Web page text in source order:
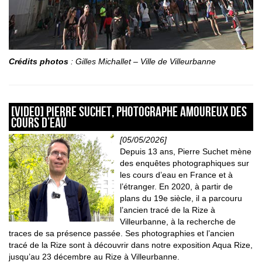
Crédits photos : Gilles Michallet – Ville de Villeurbanne
[VIDEO] Pierre Suchet, photographe amoureux des
cours d’eau
[05/05/2026]
Depuis 13 ans, Pierre Suchet mène
des enquêtes photographiques sur
les cours d’eau en France et à
l’étranger. En 2020, à partir de
plans du 19e siècle, il a parcouru
l’ancien tracé de la Rize à
Villeurbanne, à la recherche de
traces de sa présence passée. Ses photographies et l’ancien
tracé de la Rize sont à découvrir dans notre exposition Aqua Rize,
jusqu’au 23 décembre au Rize à Villeurbanne.